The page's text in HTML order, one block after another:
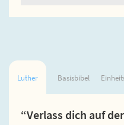
Luther Basisbibel
“Verlass dich auf